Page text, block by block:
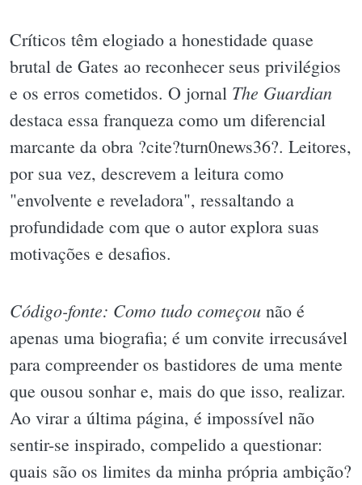
Críticos têm elogiado a honestidade quase
brutal de Gates ao reconhecer seus privilégios
e os erros cometidos. O jornal The Guardian
destaca essa franqueza como um diferencial
marcante da obra ?cite?turn0news36?. Leitores,
por sua vez, descrevem a leitura como
"envolvente e reveladora", ressaltando a
profundidade com que o autor explora suas
motivações e desafios.
Código-fonte: Como tudo começou não é
apenas uma biografia; é um convite irrecusável
para compreender os bastidores de uma mente
que ousou sonhar e, mais do que isso, realizar.
Ao virar a última página, é impossível não
sentir-se inspirado, compelido a questionar:
quais são os limites da minha própria ambição?